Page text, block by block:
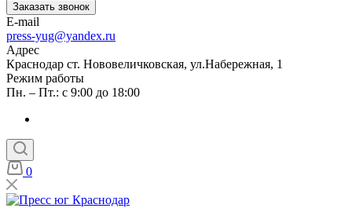
Заказать звонок
E-mail
press-yug@yandex.ru
Адрес
Краснодар ст. Нововеличковская, ул.Набережная, 1
Режим работы
Пн. – Пт.: с 9:00 до 18:00
0